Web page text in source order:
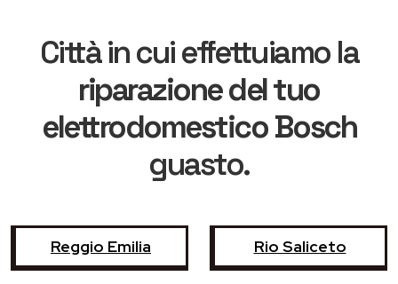
Città in cui effettuiamo la
riparazione del tuo
elettrodomestico Bosch
guasto.
Reggio Emilia Rio Saliceto